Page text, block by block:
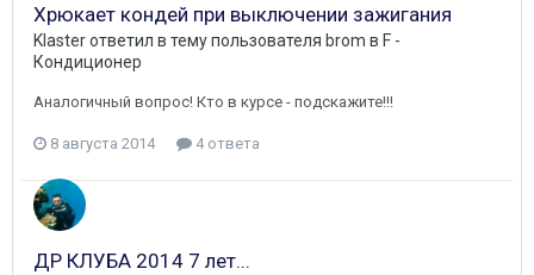
Хрюкает кондей при выключении зажигания
Klasterответил в тему пользователя brom в F -
Кондиционер
Аналогичный вопрос! Кто в курсе - подскажите!!!
8 августа 2014 4 ответа
ДР КЛУБА 2014 7 лет...